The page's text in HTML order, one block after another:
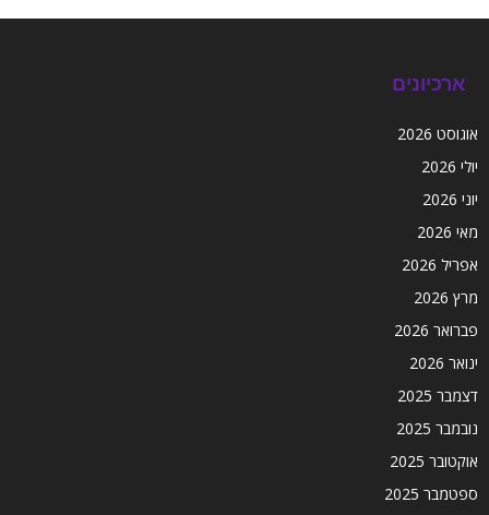
ארכיונים
אוגוסט 2026
יולי 2026
יוני 2026
מאי 2026
אפריל 2026
מרץ 2026
פברואר 2026
ינואר 2026
דצמבר 2025
נובמבר 2025
אוקטובר 2025
ספטמבר 2025